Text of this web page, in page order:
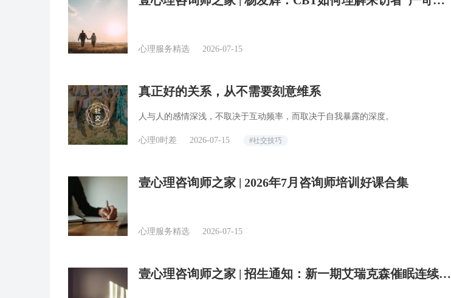
心理服务精选 2026-07-15
真正好的关系，从不需要刻意维系
人与人的感情深浅，不取决于互动频率，而取决于自我暴露的深度。
心理0时差 2026-07-15 #社交技巧
壹心理咨询师之家 | 2026年7月咨询师培训好课合集
心理服务精选 2026-07-15
壹心理咨询师之家 | 招生通知：新一期艾瑞克森催眠连续培